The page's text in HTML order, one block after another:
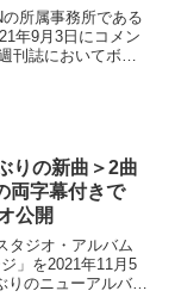
所属事務所である
年9月3日にコメン
刊誌においてボー
りの新曲＞2曲
両字幕付きで
公開
タジオ・アルバム
」を2021年11月5
のニューアルバム